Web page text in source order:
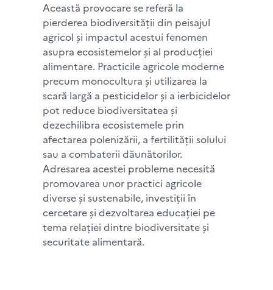
Această provocare se referă la
pierderea biodiversității din peisajul
agricol și impactul acestui fenomen
asupra ecosistemelor și al producției
alimentare. Practicile agricole moderne
precum monocultura și utilizarea la
scară largă a pesticidelor și a ierbicidelor
pot reduce biodiversitatea și
dezechilibra ecosistemele prin
afectarea polenizării, a fertilității solului
sau a combaterii dăunătorilor.
Adresarea acestei probleme necesită
promovarea unor practici agricole
diverse și sustenabile, investiții în
cercetare și dezvoltarea educației pe
tema relației dintre biodiversitate și
securitate alimentară.